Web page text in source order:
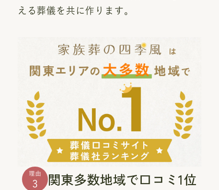
える葬儀を共に作ります。
理由
3 関東多数地域で口コミ1位